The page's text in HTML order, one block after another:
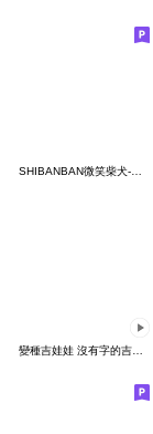
SHIBANBAN微笑柴犬-廢柴寶寶日常